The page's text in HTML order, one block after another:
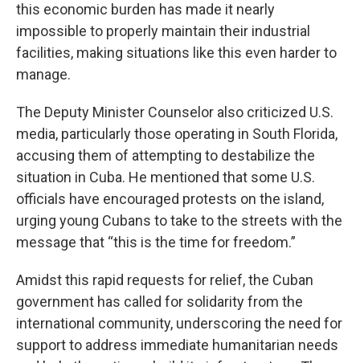
this economic burden has made it nearly
impossible to properly maintain their industrial
facilities, making situations like this even harder to
manage.
The Deputy Minister Counselor also criticized U.S.
media, particularly those operating in South Florida,
accusing them of attempting to destabilize the
situation in Cuba. He mentioned that some U.S.
officials have encouraged protests on the island,
urging young Cubans to take to the streets with the
message that “this is the time for freedom.”
Amidst this rapid requests for relief, the Cuban
government has called for solidarity from the
international community, underscoring the need for
support to address immediate humanitarian needs